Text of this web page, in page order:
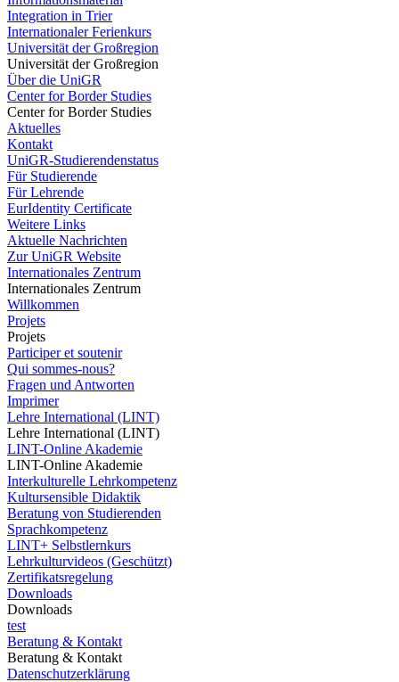
Integration in Trier
Internationaler Ferienkurs
Universität der Großregion
Universität der Großregion
Über die UniGR
Center for Border Studies
Center for Border Studies
Aktuelles
Kontakt
UniGR-Studierendenstatus
Für Studierende
Für Lehrende
EurIdentity Certificate
Weitere Links
Aktuelle Nachrichten
Zur UniGR Website
Internationales Zentrum
Internationales Zentrum
Willkommen
Projets
Projets
Participer et soutenir
Qui sommes-nous?
Fragen und Antworten
Imprimer
Lehre International (LINT)
Lehre International (LINT)
LINT-Online Akademie
LINT-Online Akademie
Interkulturelle Lehrkompetenz
Kultursensible Didaktik
Beratung von Studierenden
Sprachkompetenz
LINT+ Selbstlernkurs
Lehrkulturvideos (Geschützt)
Zertifikatsregelung
Downloads
Downloads
test
Beratung & Kontakt
Beratung & Kontakt
Datenschutzerklärung